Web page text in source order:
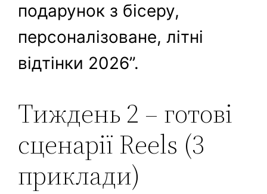
подарунок з бісеру,
персоналізоване, літні
відтінки 2026”.
Тиждень 2 – готові
сценарії Reels (3
приклади)